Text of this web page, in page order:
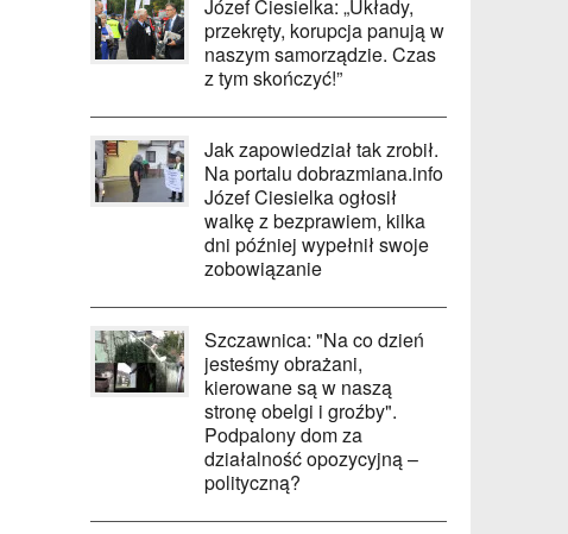
Józef Ciesielka: „Układy,
przekręty, korupcja panują w
naszym samorządzie. Czas
z tym skończyć!”
Jak zapowiedział tak zrobił.
Na portalu dobrazmiana.info
Józef Ciesielka ogłosił
walkę z bezprawiem, kilka
dni później wypełnił swoje
zobowiązanie
Szczawnica: "Na co dzień
jesteśmy obrażani,
kierowane są w naszą
stronę obelgi i groźby".
Podpalony dom za
działalność opozycyjną –
polityczną?